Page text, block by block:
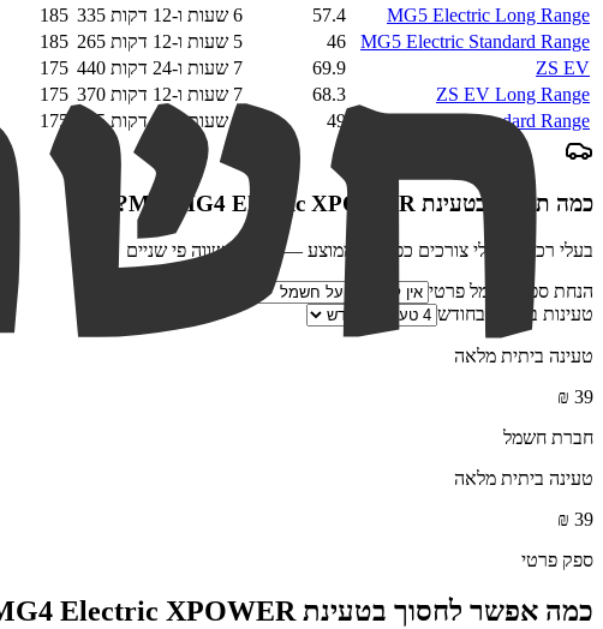
MG5 Electric Long Range
57.4 6 שעות ו-12 דקות 335
185
MG5 Electric Standard Range
46 5 שעות ו-12 דקות 265
185
ZS EV
69.9 7 שעות ו-24 דקות 440
175
ZS EV Long Range
68.3 7 שעות ו-12 דקות 370
175
ZS EV Standard Range
49 5 שעות ו-30 דקות 265
175
כמה תחסכו בטעינת MG MG4 Electric XPOWER
?
בעלי רכב חשמלי צורכים כפול מהממוצע — ההנחה שווה פי שניים
הנחת ספק חשמל פרטי
טעינות ביתיות בחודש
טעינה ביתית מלאה
39
₪
חברת חשמל
טעינה ביתית מלאה
39
₪
ספק פרטי
כמה אפשר לחסוך בטעינת Electric XPOWER